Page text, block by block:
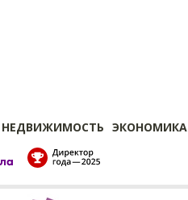
НЕДВИЖИМОСТЬ ЭКОНОМИКА